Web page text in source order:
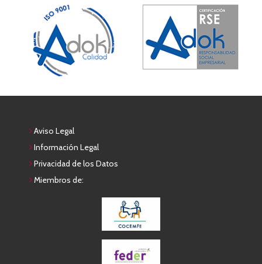
Aviso Legal
Información Legal
Privacidad de los Datos
Miembros de: